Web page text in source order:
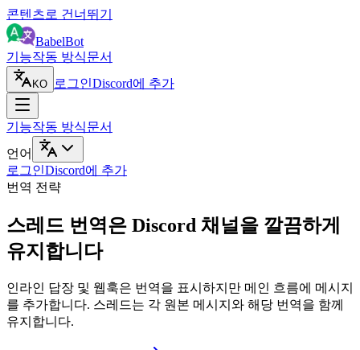
콘텐츠로 건너뛰기
BabelBot
기능작동 방식문서
KO 로그인Discord에 추가
기능작동 방식문서
언어
로그인Discord에 추가
번역 전략
스레드 번역은 Discord 채널을 깔끔하게
유지합니다
인라인 답장 및 웹훅은 번역을 표시하지만 메인 흐름에 메시지
를 추가합니다. 스레드는 각 원본 메시지와 해당 번역을 함께
유지합니다.